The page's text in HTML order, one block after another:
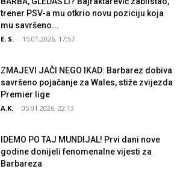
trener PSV-a mu otkrio novu poziciju koja
mu savršeno...
E. S. - 15.01.2026. 17:57
ZMAJEVI JAČI NEGO IKAD: Barbarez dobiva
savršeno pojačanje za Wales, stiže zvijezda
Premier lige
A.K. - 05.01.2026. 22:13
IDEMO PO TAJ MUNDIJAL! Prvi dani nove
godine donijeli fenomenalne vijesti za
Barbareza